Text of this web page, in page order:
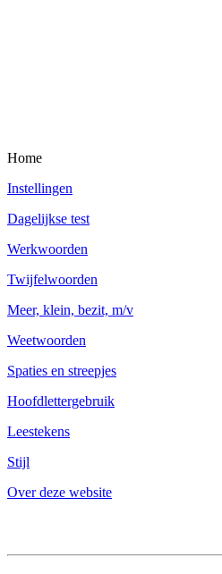
Home
Instellingen
Dagelijkse test
Werkwoorden
Twijfelwoorden
Meer, klein, bezit, m/v
Weetwoorden
Spaties en streepjes
Hoofdlettergebruik
Leestekens
Stijl
Over deze website